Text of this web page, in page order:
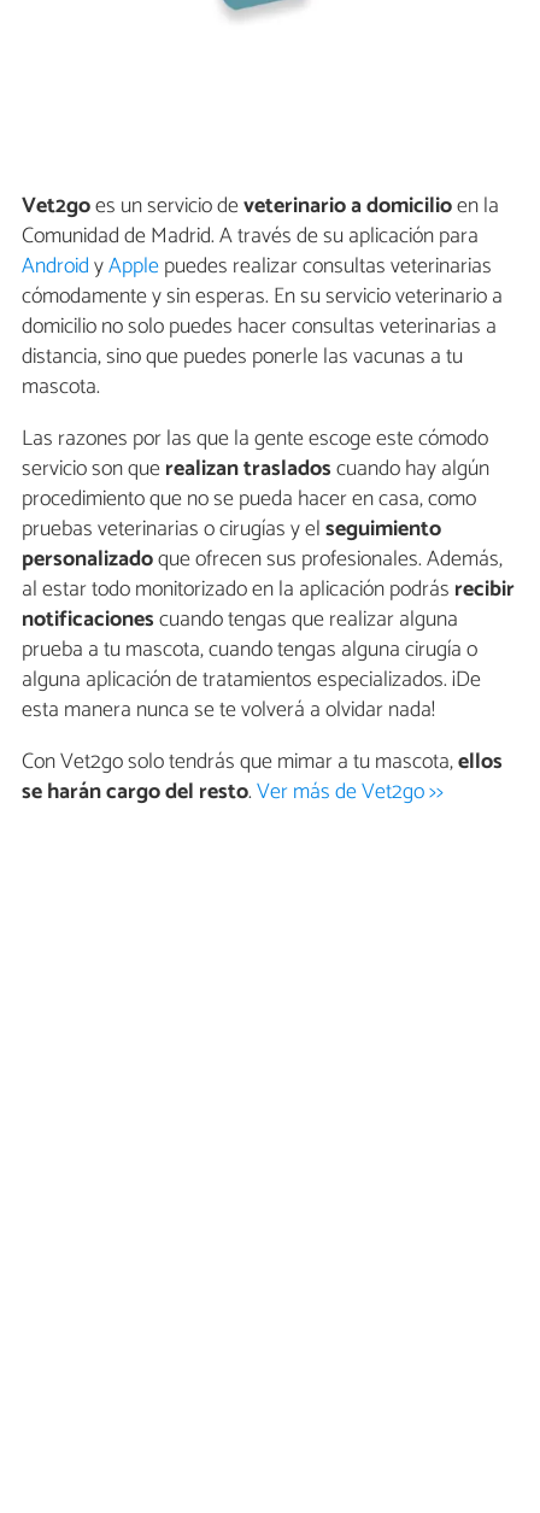
Vet2goes un servicio deveterinario a domicilioen la
Comunidad de Madrid. A través de su aplicación para
AndroidyApplepuedes realizar consultas veterinarias
cómodamente y sin esperas. En su servicio veterinario a
domicilio no solo puedes hacer consultas veterinarias a
distancia, sino que puedes ponerle las vacunas a tu
mascota.
Las razones por las que la gente escoge este cómodo
servicio son querealizan trasladoscuando hay algún
procedimiento que no se pueda hacer en casa, como
pruebas veterinarias o cirugías y elseguimiento
personalizadoque ofrecen sus profesionales. Además,
al estar todo monitorizado en la aplicación podrás recibir
notificacionescuando tengas que realizar alguna
prueba a tu mascota, cuando tengas alguna cirugía o
alguna aplicación de tratamientos especializados. ¡De
esta manera nunca se te volverá a olvidar nada!
Con Vet2go solo tendrás que mimar a tu mascota,ellos
se harán cargo del resto.Ver más de Vet2go >>